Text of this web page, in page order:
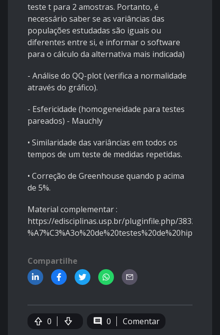
teste t para 2 amostras. Portanto, é
necessário saber se as variâncias das
populações estudadas são iguais ou
diferentes entre si, e informar o software
para o cálculo da alternativa mais indicada)
- Análise do QQ-plot (verifica a normalidade
através do gráfico).
- Esfericidade (homogeneidade para testes
pareados) - Mauchly
• Similaridade das variâncias em todos os
tempos de um teste de medidas repetidas.
• Correção de Greenhouse quando p acima
de 5%.
Material complementar :
https://edisciplinas.usp.br/pluginfile.php/3832949/
Compartilhe
0 0 Comentar